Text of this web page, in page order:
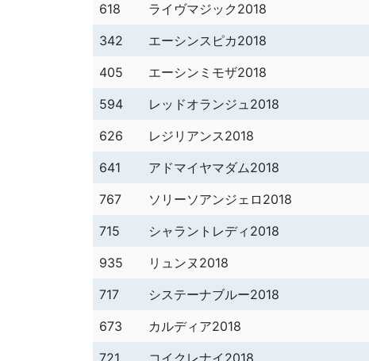
618
ライヴマジック2018
342
エーシンスピカ2018
405
エーシンミモザ2018
594
レッドオランジュ2018
626
レジリアンス2018
641
アドマイヤマダム2018
767
ソリーソアンジェロ2018
715
シャラントレディ2018
935
リュンヌ2018
717
システーナブルー2018
673
カルディア2018
721
コイクレナイ2018